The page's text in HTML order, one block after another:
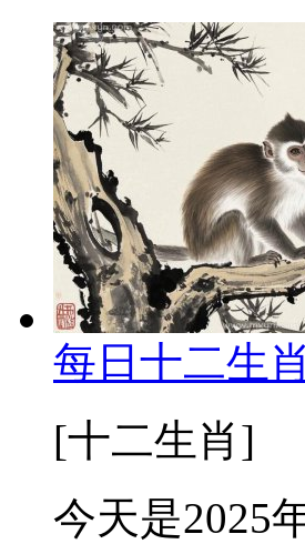
每日十二生
[十二生肖]
今天是2025